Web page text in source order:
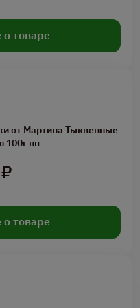
товаре
от Мартина Тыквенные
100г пп
товаре